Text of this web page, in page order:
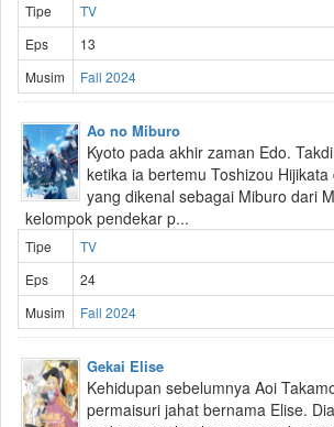
Tipe
TV
Eps
13
Musim
Fall 2024
Ao no Miburo
Kyoto pada akhir zaman Edo.
ketika ia bertemu Toshizou
yang dikenal sebagai Miburo dari
kelompok pendekar p...
Tipe
TV
Eps
24
Musim
Fall 2024
Gekai Elise
Kehidupan sebelumnya Aoi
permaisuri jahat bernama Elise.